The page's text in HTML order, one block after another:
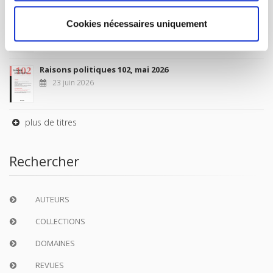
Cookies nécessaires uniquement
Sociétés contemporaines 139, 2025
6 juil. 2026
Raisons politiques 102, mai 2026
23 juin 2026
plus de titres
Rechercher
AUTEURS
COLLECTIONS
DOMAINES
REVUES